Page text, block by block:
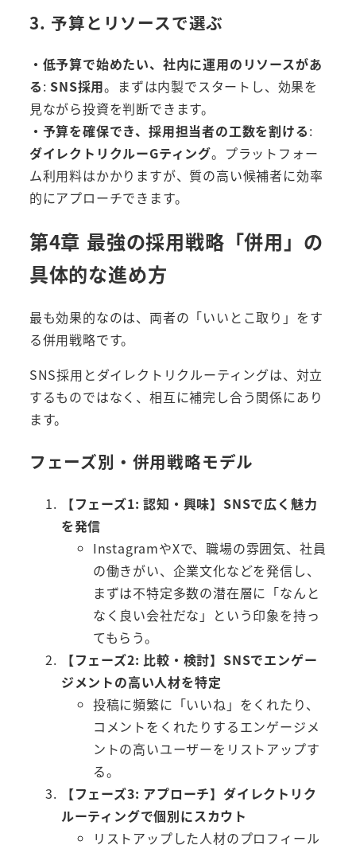
3. 予算とリソースで選ぶ
・低予算で始めたい、社内に運用のリソースがあ
る: SNS採用。まずは内製でスタートし、効果を
見ながら投資を判断できます。
・予算を確保でき、採用担当者の工数を割ける:
ダイレクトリクルーGティング。プラットフォー
ム利用料はかかりますが、質の高い候補者に効率
的にアプローチできます。
第4章 最強の採用戦略「併用」の
具体的な進め方
最も効果的なのは、両者の「いいとこ取り」をす
る併用戦略です。
SNS採用とダイレクトリクルーティングは、対立
するものではなく、相互に補完し合う関係にあり
ます。
フェーズ別・併用戦略モデル
【フェーズ1: 認知・興味】SNSで広く魅力
を発信
InstagramやXで、職場の雰囲気、社員
の働きがい、企業文化などを発信し、
まずは不特定多数の潜在層に「なんと
なく良い会社だな」という印象を持っ
てもらう。
【フェーズ2: 比較・検討】SNSでエンゲー
ジメントの高い人材を特定
投稿に頻繁に「いいね」をくれたり、
コメントをくれたりするエンゲージメ
ントの高いユーザーをリストアップす
る。
【フェーズ3: アプローチ】ダイレクトリク
ルーティングで個別にスカウト
リストアップした人材のプロフィール